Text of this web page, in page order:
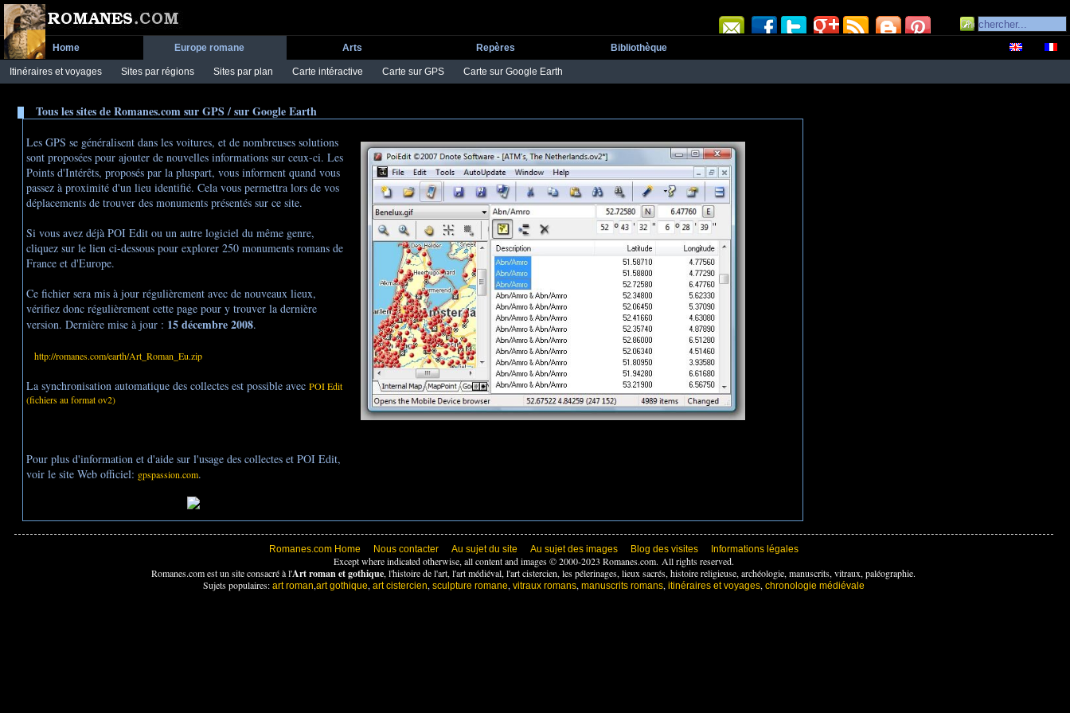
Home Europe romane
Itinéraires et voyages Sites par régions Sites par plan Carte intéractive Carte sur GPS Carte sur Google Earth
Arts Repères Bibliothèque
Tous les sites de Romanes.com sur GPS /sur Google Earth
Les GPS se généralisent dans les voitures, et de nombreuses solutions
sont proposées pour ajouter de nouvelles informations sur ceux-ci. Les
Points d'Intérêts, proposés par la pluspart, vous informent quand vous
passez à proximité d'un lieu identifié. Cela vous permettra lors de vos
déplacements de trouver des monuments présentés sur ce site.
Si vous avez déjà POI Edit ou un autre logiciel du même genre,
cliquez sur le lien ci-dessous pour explorer 250 monuments romans de
France et d'Europe.
Ce fichier sera mis à jour régulièrement avec de nouveaux lieux,
vérifiez donc régulièrement cette page pour y trouver la dernière
version. Dernière mise à jour : 15 décembre 2008.
http://romanes.com/earth/Art_Roman_Eu.zip
La synchronisation automatique des collectes est possible avec POI Edit
(fichiers au format ov2)
Pour plus d'information et d'aide sur l'usage des collectes et POI Edit,
voir le site Web officiel: gpspassion.com.
Romanes.com Home Nous contacter Au sujet du site Au sujet des images Blog des visites Informations légales
Except where indicated otherwise, all content and images © 2000-2023 Romanes.com. All rights reserved.
Romanes.com est un site consacré à l'Art roman et gothique, l'histoire de l'art, l'art médiéval, l'art cistercien, les pélerinages, lieux sacrés, histoire religieuse, archéologie, manuscrits, vitraux, paléographie.
Sujets populaires: art roman,art gothique, art cistercien, sculpture romane, vitraux romans, manuscrits romans, itinéraires et voyages, chronologie médiévale